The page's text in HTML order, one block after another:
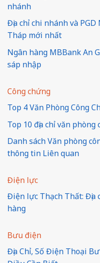
nhánh
Địa chỉ chi nhánh và
Tháp mới nhất
Ngân hàng MBBank An
sáp nhập
Công chứng
Top 4 Văn Phòng Công
Top 10 địa chỉ văn
Danh sách Văn phòng
thông tin Liên quan
Điện lực
Điện lực Thạch Thất: Địa
hàng
Bưu điện
Địa Chỉ, Số Điện Thoại